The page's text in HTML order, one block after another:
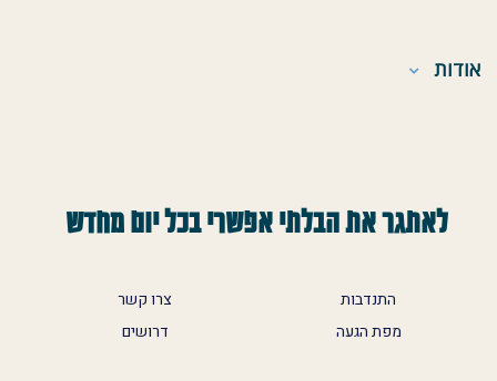
אודות
לאתגר את הבלתי אפשרי בכל יום מחדש
התנדבות
צרו קשר
מפת הגעה
דרושים